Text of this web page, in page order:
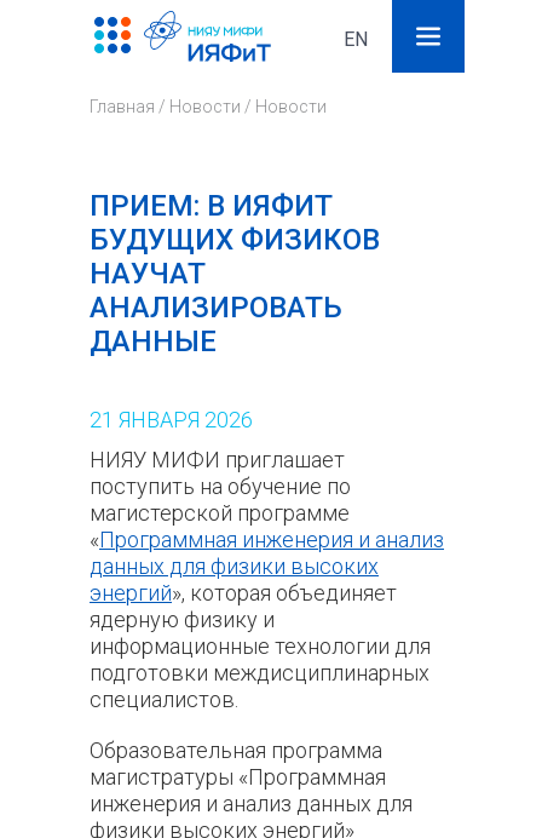
EN
Главная / Новости / Новости
ПРИЕМ: В ИЯФИТ
БУДУЩИХ ФИЗИКОВ
НАУЧАТ
АНАЛИЗИРОВАТЬ
ДАННЫЕ
21 ЯНВАРЯ 2026
НИЯУ МИФИ приглашает
поступить на обучение по
магистерской программе
«Программная инженерия и анализ
данных для физики высоких
энергий», которая объединяет
ядерную физику и
информационные технологии для
подготовки междисциплинарных
специалистов.
Образовательная программа
магистратуры «Программная
инженерия и анализ данных для
физики высоких энергий»